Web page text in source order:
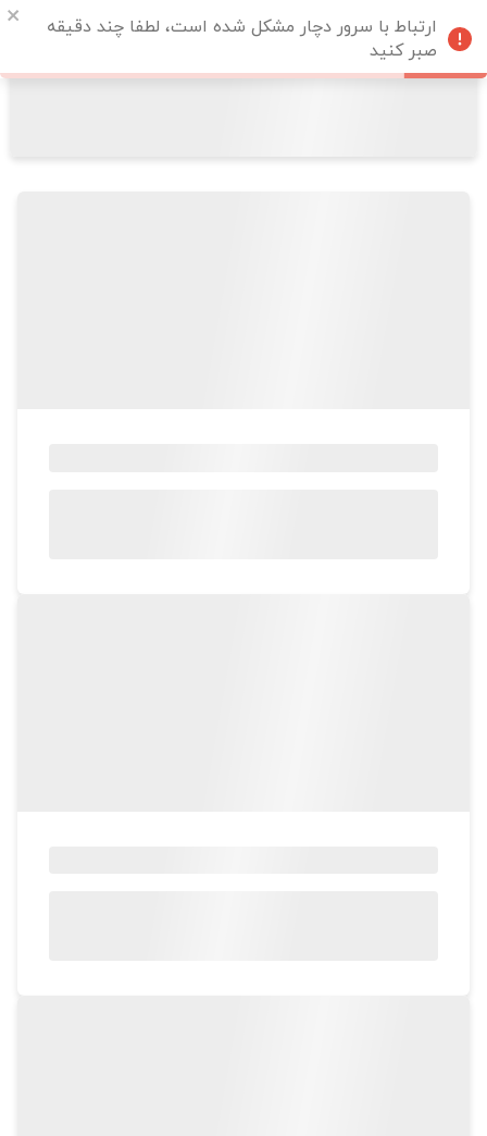
ارتباط با سرور دچار مشکل شده است، لطفا چند دقیقه
صبر کنید